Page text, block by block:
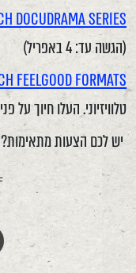
DOCUDRAMA SERIES
(הגשה עד: 4 באפריל)
FEELGOOD FORMATS–
טלוויזיוני. העלו חיוך על פני
יש לכם הצעות מתאימות?